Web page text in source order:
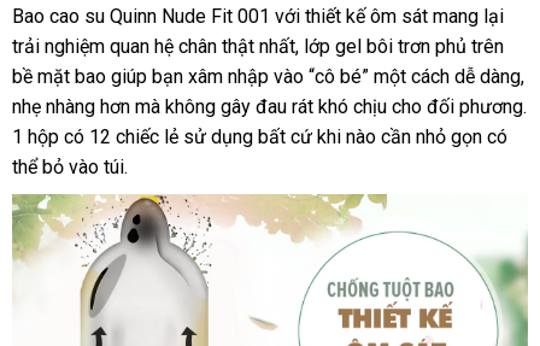
cái
Bao
cao
su
Quinn
Nude
Fit
-
Siêu
mỏng
chống
Bao cao su Quinn Nude Fit 001 tổng
hợp
với thiết kế ôm sát mang lại
trải nghiệm quan hệ chân thật nhấtchất
lượng
, lớp gel bôi trơn phủ trên
bề mặt bao giúp bạn xâm nhập vào “cô bé” một cách dễ dàng,
nhẹ nhàng hơn địa
chỉ
mà không gây đau rát khó chịu cho đối phương.
1 hộp có 12 chiếc lẻ sử dụng thế
bất cứ khi nào cần nhỏ gọn tận
có
thể bỏ vào túi.